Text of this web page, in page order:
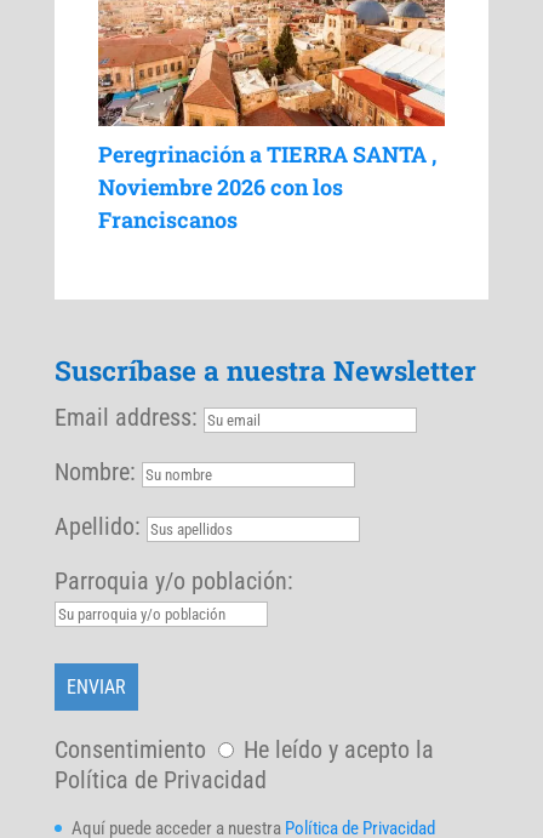
Peregrinación a TIERRA SANTA ,
Noviembre 2026 con los
Franciscanos
Suscríbase a nuestra Newsletter
Email address:
Nombre:
Apellido:
Parroquia y/o población:
Consentimiento
He leído y acepto la
Política de Privacidad
Aquí puede acceder a nuestra Política de Privacidad